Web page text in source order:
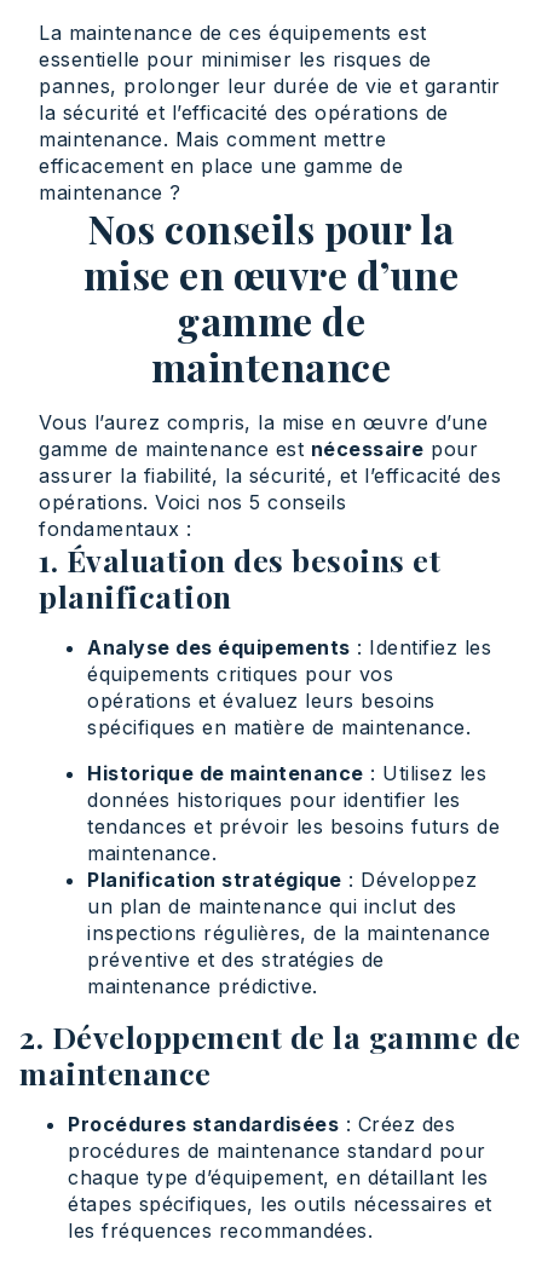
La maintenance de ces équipements est
essentielle pour minimiser les risques de
pannes, prolonger leur durée de vie et garantir
la sécurité et l’efficacité des opérations de
maintenance. Mais comment mettre
efficacement en place une gamme de
maintenance ?
Nos conseils pour la
mise en œuvre d’une
gamme de
maintenance
Vous l’aurez compris, la mise en œuvre d’une
gamme de maintenance est nécessaire pour
assurer la fiabilité, la sécurité, et l’efficacité des
opérations. Voici nos 5 conseils
fondamentaux :
1. Évaluation des besoins et
planification
Analyse des équipements : Identifiez les
équipements critiques pour vos
opérations et évaluez leurs besoins
spécifiques en matière de maintenance.
Historique de maintenance : Utilisez les
données historiques pour identifier les
tendances et prévoir les besoins futurs de
maintenance.
Planification stratégique : Développez
un plan de maintenance qui inclut des
inspections régulières, de la maintenance
préventive et des stratégies de
maintenance prédictive.
2. Développement de la gamme de
maintenance
Procédures standardisées : Créez des
procédures de maintenance standard pour
chaque type d’équipement, en détaillant les
étapes spécifiques, les outils nécessaires et
les fréquences recommandées.